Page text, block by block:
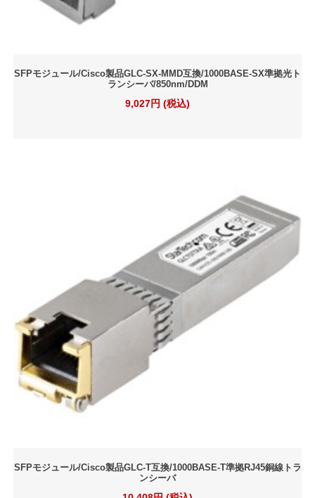
SFPモジュール/Cisco製品GLC-SX-MMD互換/1000BASE-SX準拠光ト
ランシーバ/850nm/DDM
9,027円 (税込)
SFPモジュール/Cisco製品GLC-T互換/1000BASE-T準拠RJ45銅線トラ
ンシーバ